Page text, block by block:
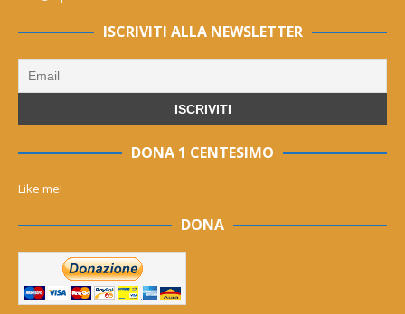
ISCRIVITI ALLA NEWSLETTER
DONA 1 CENTESIMO
Like me!
DONA